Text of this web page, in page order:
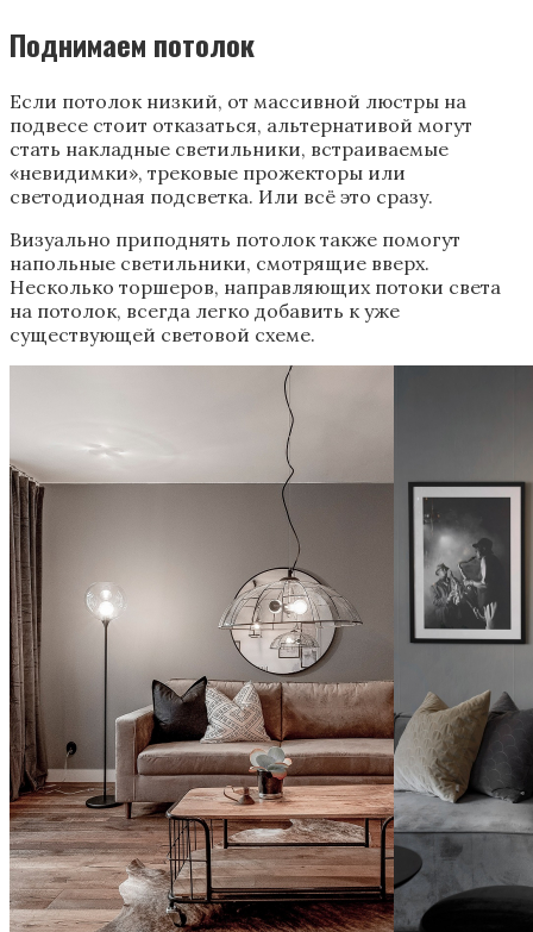
Поднимаем потолок
Если потолок низкий, от массивной люстры на
подвесе стоит отказаться, альтернативой могут
стать накладные светильники, встраиваемые
«невидимки», трековые прожекторы или
светодиодная подсветка. Или всё это сразу.
Визуально приподнять потолок также помогут
напольные светильники, смотрящие вверх.
Несколько торшеров, направляющих потоки света
на потолок, всегда легко добавить к уже
существующей световой схеме.